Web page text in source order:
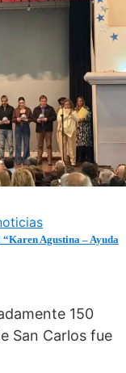
Agustina – Ayuda
150
San Carlos fue